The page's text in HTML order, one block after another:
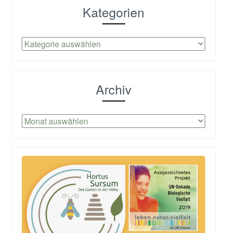
Kategorien
Kategorien
Archiv
Archiv